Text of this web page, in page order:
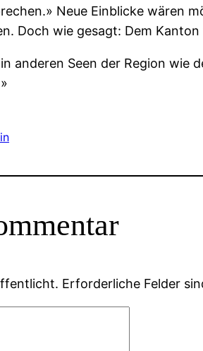
Neue Einblicke wären
Doch wie gesagt: Dem
anderen Seen der Region wie
Erforderliche Felder